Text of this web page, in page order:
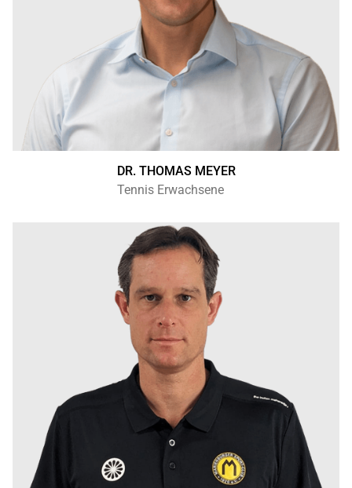
DR. THOMAS MEYER
Tennis Erwachsene